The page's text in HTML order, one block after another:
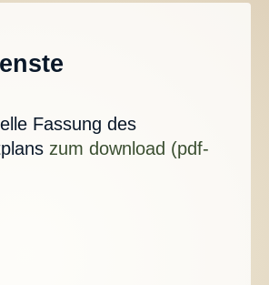
Fassung des
zum download (pdf-